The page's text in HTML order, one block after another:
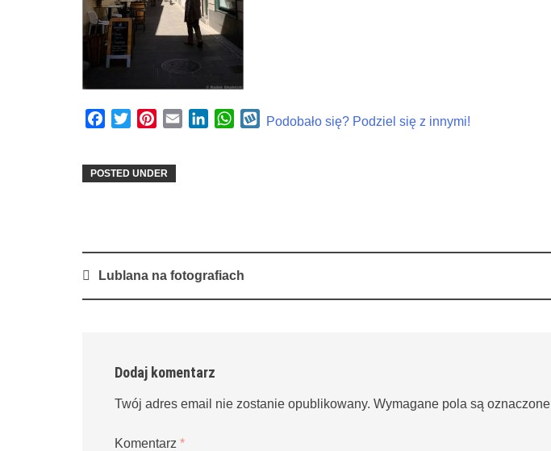
Facebook
TwitterPinterest
Email LinkedInWhatsApp
Wykop
Podobało się? Podziel się z innymi!
POSTED UNDER
PostLublana na fotografiach
Dodaj komentarz
Twój adres email nie zostanie opublikowany. Wymagane pola są oznaczone
Komentarz *